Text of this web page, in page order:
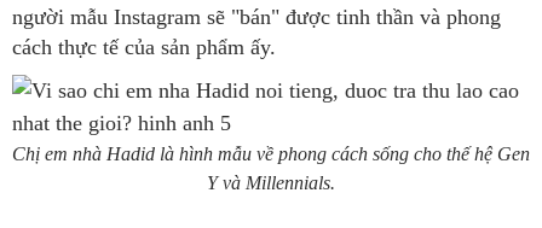
người mẫu Instagram sẽ "bán" được tinh thần và phong
cách thực tế của sản phẩm ấy.
Chị em nhà Hadid là hình mẫu về phong cách sống cho thế hệ Gen
Y và Millennials.